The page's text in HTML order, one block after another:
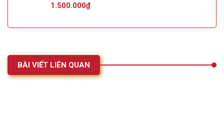
1.500.000₫
BÀI VIẾT LIÊN QUAN